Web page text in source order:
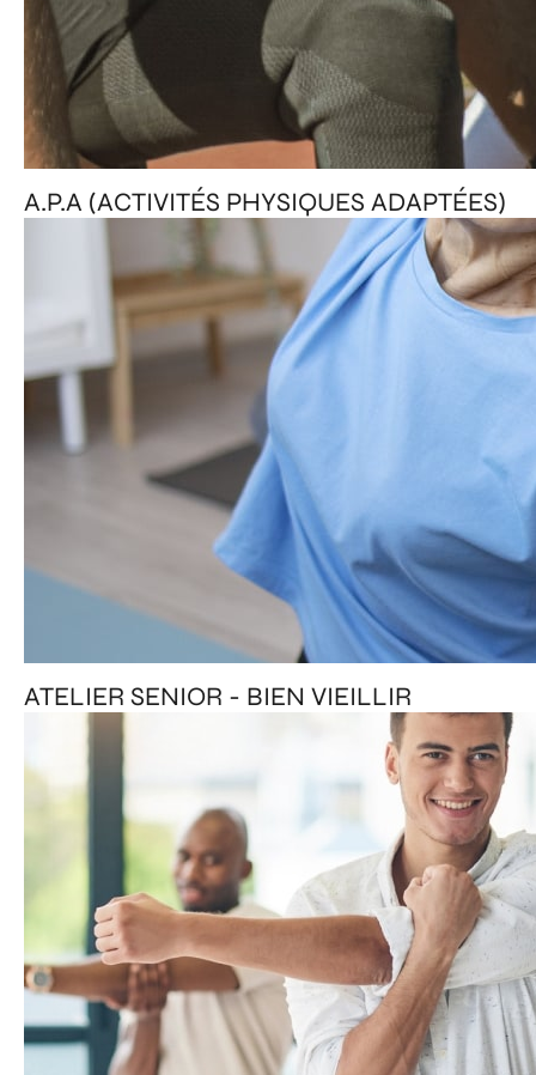
A.P.A (ACTIVITÉS PHYSIQUES ADAPTÉES)
ATELIER SENIOR - BIEN VIEILLIR